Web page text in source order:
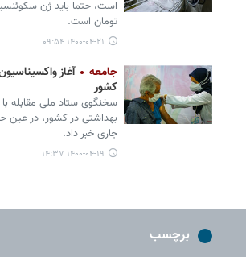
تومان است.
۱۴۰۰-۰۴-۲۱ ۰۹:۵۴
جامعه
کشور
جاری خبر داد.
۱۴۰۰-۰۴-۱۹ ۱۴:۳۷
برچسب